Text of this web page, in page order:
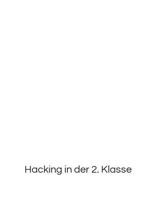
Hacking in der 2. Klasse